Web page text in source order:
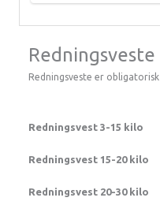
Redningsveste
Redningsveste er
Redningsvest 3-15 kilo
Redningsvest 15-20 kilo
Redningsvest 20-30 kilo